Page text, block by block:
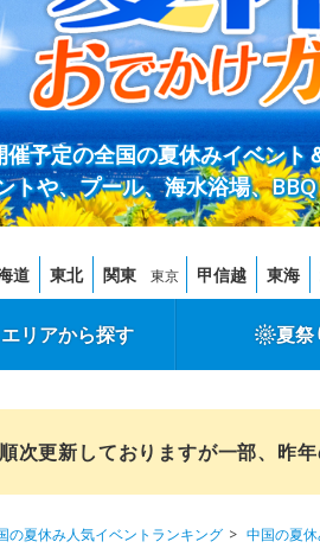
催予定の全国の夏休みイベン
トや、プール、海水浴場、
道 東北 関東 東京 甲信越 東海
エリアから探す 夏祭
次更新しておりますが一部、昨
の夏休み人気イベントランキング 中国の夏